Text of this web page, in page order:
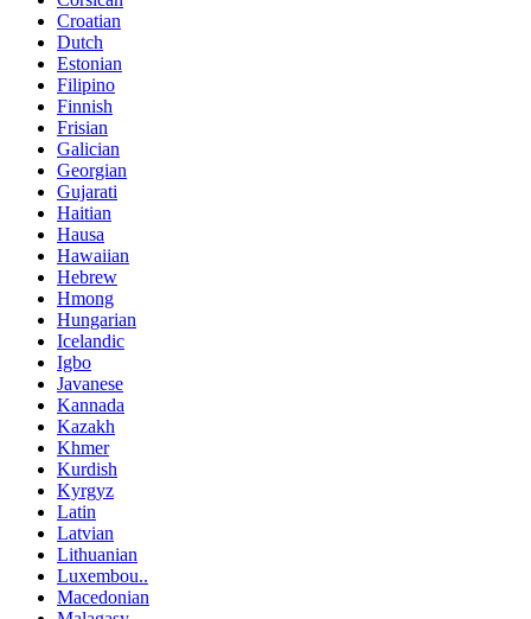
Croatian
Dutch
Estonian
Filipino
Finnish
Frisian
Galician
Georgian
Gujarati
Haitian
Hausa
Hawaiian
Hebrew
Hmong
Hungarian
Icelandic
Igbo
Javanese
Kannada
Kazakh
Khmer
Kurdish
Kyrgyz
Latin
Latvian
Lithuanian
Luxembou..
Macedonian